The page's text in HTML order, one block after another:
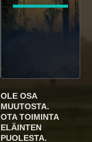
OLE OSA
MUUTOSTA.
OTA TOIMINTA
ELÄINTEN
PUOLESTA.